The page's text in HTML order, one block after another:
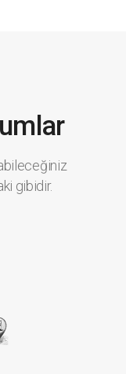
gibidir.